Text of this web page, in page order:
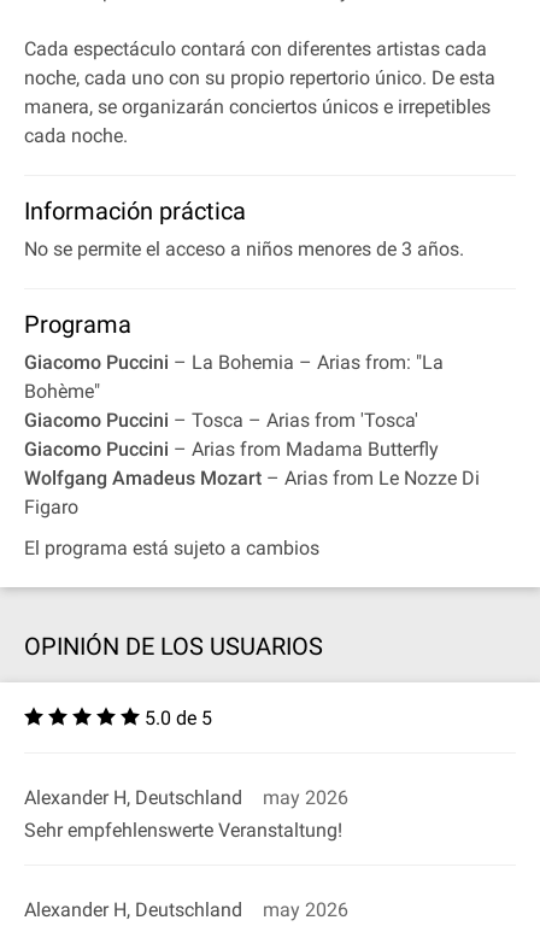
Cada espectáculo contará con diferentes artistas cada
noche, cada uno con su propio repertorio único. De esta
manera, se organizarán conciertos únicos e irrepetibles
cada noche.
Información práctica
No se permite el acceso a niños menores de 3 años.
Programa
Giacomo Puccini – La Bohemia – Arias from: "La
Bohème"
Giacomo Puccini – Tosca – Arias from 'Tosca'
Giacomo Puccini – Arias from Madama Butterfly
Wolfgang Amadeus Mozart – Arias from Le Nozze Di
Figaro
El programa está sujeto a cambios
OPINIÓN DE LOS USUARIOS
5.0 de 5
Alexander H, Deutschland
may 2026
Sehr empfehlenswerte Veranstaltung!
Alexander H, Deutschland
may 2026